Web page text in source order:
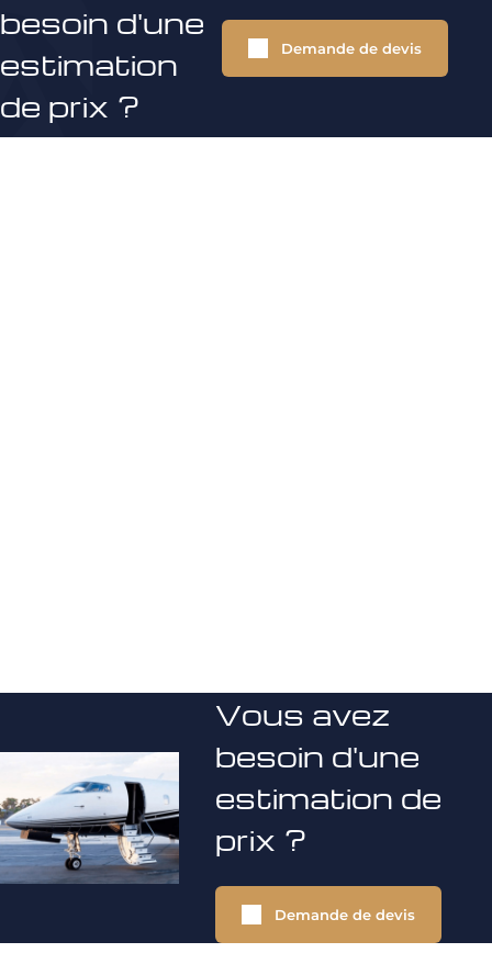
besoin d'une
estimation
de prix ?
Demande de devis
Vous avez
besoin d'une
estimation de
prix ?
Demande de devis